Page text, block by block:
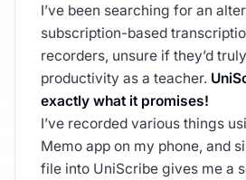
I’ve been searching for an
subscription-based
recorders, unsure if they’d
productivity as a teacher.
exactly what it promises!
I’ve recorded various things
Memo app on my phone, and
file into UniScribe gives me a